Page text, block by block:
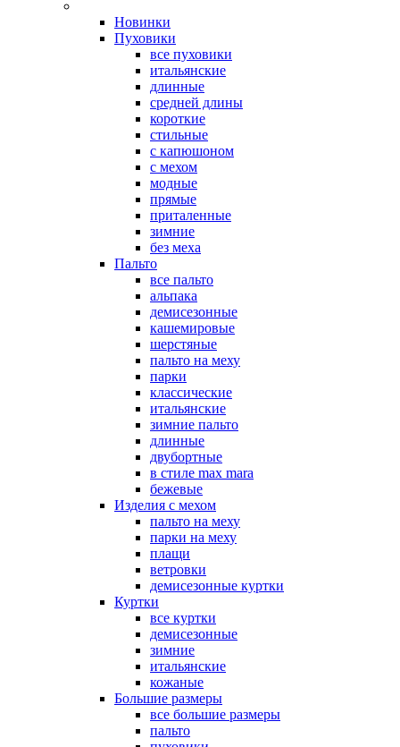
Новинки
Пуховики
все пуховики
итальянские
длинные
средней длины
короткие
стильные
с капюшоном
с мехом
модные
прямые
приталенные
зимние
без меха
Пальто
все пальто
альпака
демисезонные
кашемировые
шерстяные
пальто на меху
парки
классические
итальянские
зимние пальто
длинные
двубортные
в стиле max mara
бежевые
Изделия с мехом
пальто на меху
парки на меху
плащи
ветровки
демисезонные куртки
Куртки
все куртки
демисезонные
зимние
итальянские
кожаные
Большие размеры
все большие размеры
пальто